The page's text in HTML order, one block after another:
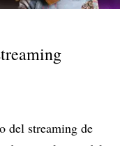
del streaming de